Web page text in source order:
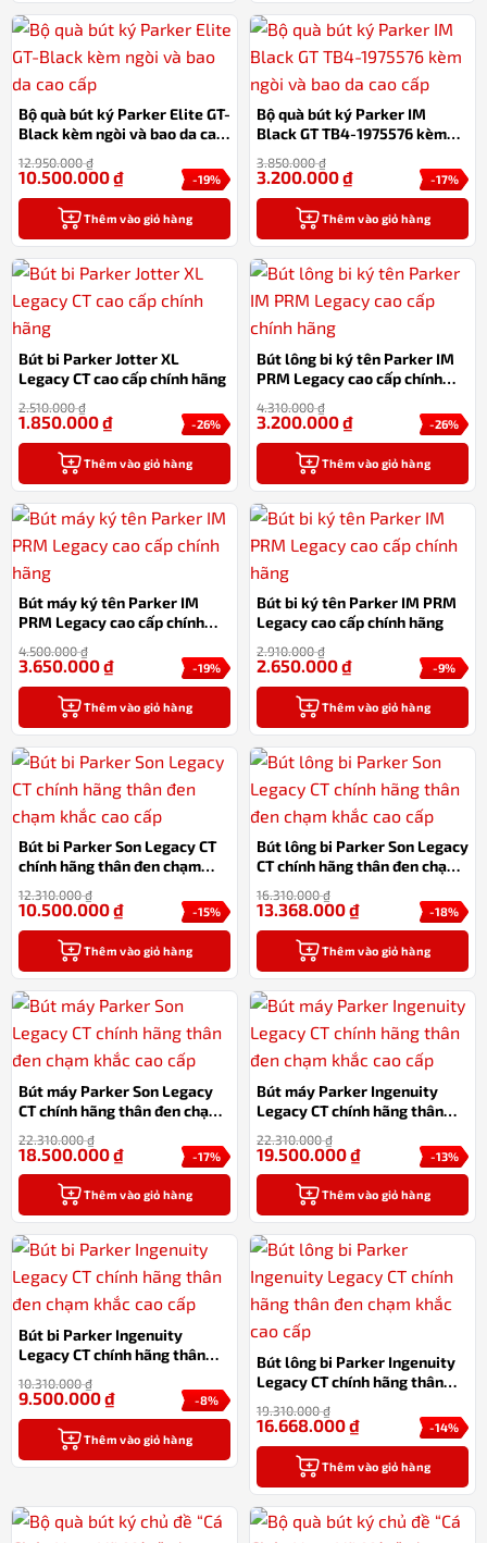
Bộ quà bút ký Parker Elite GT-
Black kèm ngòi và bao da cao
cấp
12.950.000₫
-19%
10.500.000₫
Thêm vào giỏ hàng
Bộ quà bút ký Parker IM
Black GT TB4-1975576 kèm
ngòi và bao da cao cấp
3.850.000₫
-17%
3.200.000₫
Thêm vào giỏ hàng
Bút bi Parker Jotter XL
Legacy CT cao cấp chính hãng
2.510.000₫
-26%
1.850.000₫
Thêm vào giỏ hàng
Bút lông bi ký tên Parker IM
PRM Legacy cao cấp chính
4.310.000₫
-26%
3.200.000₫
Thêm vào giỏ hàng
Bút máy ký tên Parker IM
PRM Legacy cao cấp chính
4.500.000₫
-19%
3.650.000₫
Thêm vào giỏ hàng
Bút bi ký tên Parker IM PRM
Legacy cao cấp chính hãng
2.910.000₫
-9%
2.650.000₫
Thêm vào giỏ hàng
Bút bi Parker Son Legacy CT
chính hãng thân đen chạm
12.310.000₫
-15%
10.500.000₫
Thêm vào giỏ hàng
Bút lông bi Parker Son Legacy
CT chính hãng thân đen chạm
16.310.000₫
-18%
13.368.000₫
Thêm vào giỏ hàng
Bút máy Parker Son Legacy
CT chính hãng thân đen chạm
22.310.000₫
-17%
18.500.000₫
Thêm vào giỏ hàng
Bút máy Parker Ingenuity
Legacy CT chính hãng thân
22.310.000₫
-13%
19.500.000₫
Thêm vào giỏ hàng
Bút bi Parker Ingenuity
Legacy CT chính hãng thân
10.310.000₫
-8%
9.500.000₫
Thêm vào giỏ hàng
Bút lông bi Parker Ingenuity
Legacy CT chính hãng thân
19.310.000₫
-14%
16.668.000₫
Thêm vào giỏ hàng